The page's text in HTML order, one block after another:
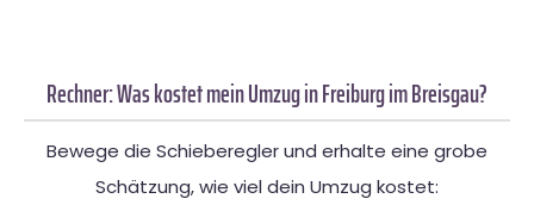
Rechner: Was kostet mein Umzug in Freiburg im Breisgau?
Bewege die Schieberegler und erhalte eine grobe
Schätzung, wie viel dein Umzug kostet: